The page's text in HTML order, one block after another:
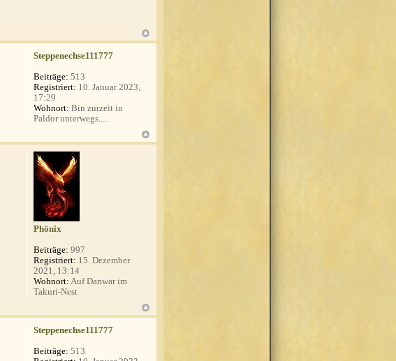
Steppenechse111777
Beiträge: 513
Registriert: 10. Januar 2023,
17:29
Wohnort: Bin zurzeit in
Paldor unterwegs.....
Phönix
Beiträge: 997
Registriert: 15. Dezember
2021, 13:14
Wohnort: Auf Danwar im
Takuri-Nest
Steppenechse111777
Beiträge: 513